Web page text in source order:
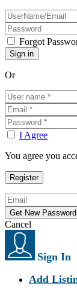
Forgot
Or
I Agree
You agree you
Cancel
Sign In
Add